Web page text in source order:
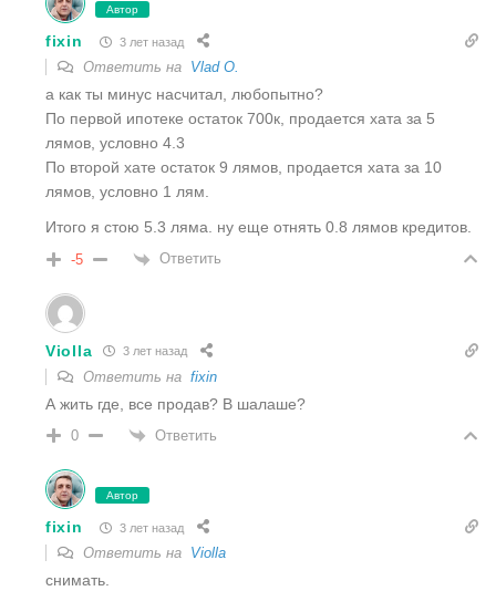
Автор
fixin 3 лет назад
Ответить на Vlad O.
а как ты минус насчитал, любопытно?
По первой ипотеке остаток 700к, продается хата за 5
лямов, условно 4.3
По второй хате остаток 9 лямов, продается хата за 10
лямов, условно 1 лям.
Итого я стою 5.3 ляма. ну еще отнять 0.8 лямов кредитов.
-5 Ответить
Violla 3 лет назад
Ответить на fixin
А жить где, все продав? В шалаше?
0 Ответить
Автор
fixin 3 лет назад
Ответить на Violla
снимать.